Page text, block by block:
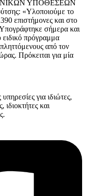
ΥΠΟΘΕΣΕΩΝ
«Υλοποιούμε το
επιστήμονες και στο
σήμερα και
πρόγραμμα
από τον
Πρόκειται για μία
για ιδιώτες,
ιδιοκτήτες και